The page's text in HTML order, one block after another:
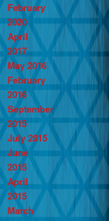
February
2020
April
2017
May 2016
February
2016
September
2015
July 2015
June
2015
April
2015
March